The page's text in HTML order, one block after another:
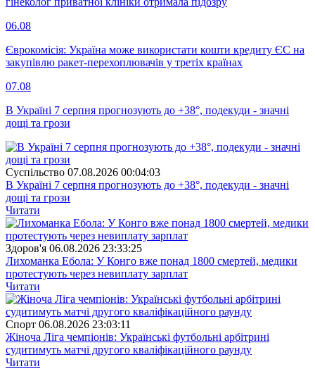
06.08
Єврокомісія: Україна може використати кошти кредиту ЄС на
закупівлю ракет-перехоплювачів у третіх країнах
07.08
В Україні 7 серпня прогнозують до +38°, подекуди - значні
дощі та грози
Суспiльство 07.08.2026 00:04:03
В Україні 7 серпня прогнозують до +38°, подекуди - значні
дощі та грози
Читати
Здоров'я 06.08.2026 23:33:25
Лихоманка Ебола: У Конго вже понад 1800 смертей, медики
протестують через невиплату зарплат
Читати
Спорт 06.08.2026 23:03:11
Жіноча Ліга чемпіонів: Українські футбольні арбітрині
судитимуть матчі другого кваліфікаційного раунду
Читати